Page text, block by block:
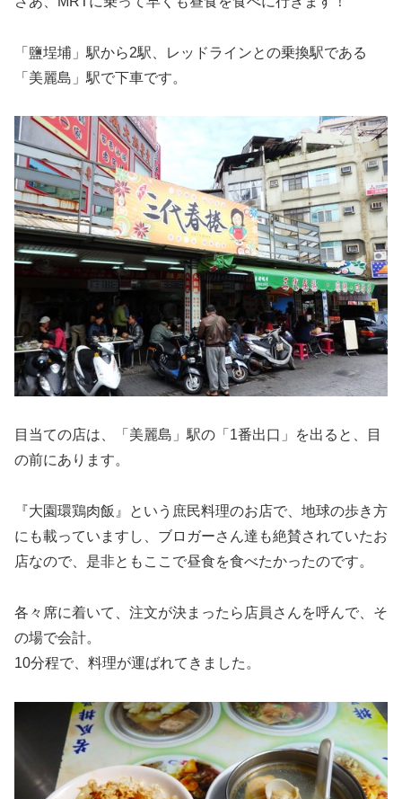
「鹽埕埔」駅から2駅、レッドラインとの乗換駅である
「美麗島」駅で下車です。
目当ての店は、「美麗島」駅の「1番出口」を出ると、目
の前にあります。
『大園環鶏肉飯』という庶民料理のお店で、地球の歩き方
にも載っていますし、ブロガーさん達も絶賛されていたお
店なので、是非ともここで昼食を食べたかったのです。
各々席に着いて、注文が決まったら店員さんを呼んで、そ
の場で会計。
10分程で、料理が運ばれてきました。